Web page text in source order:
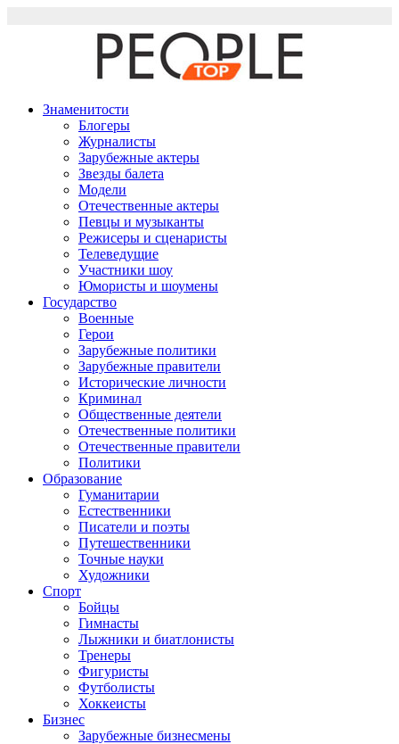
Знаменитости
Блогеры
Журналисты
Зарубежные актеры
Звезды балета
Модели
Отечественные актеры
Певцы и музыканты
Режисеры и сценаристы
Телеведущие
Участники шоу
Юмористы и шоумены
Государство
Военные
Герои
Зарубежные политики
Зарубежные правители
Исторические личности
Криминал
Общественные деятели
Отечественные политики
Отечественные правители
Политики
Образование
Гуманитарии
Естественники
Писатели и поэты
Путешественники
Точные науки
Художники
Спорт
Бойцы
Гимнасты
Лыжники и биатлонисты
Тренеры
Фигуристы
Футболисты
Хоккеисты
Бизнес
Зарубежные бизнесмены